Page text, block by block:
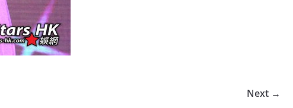
Next →